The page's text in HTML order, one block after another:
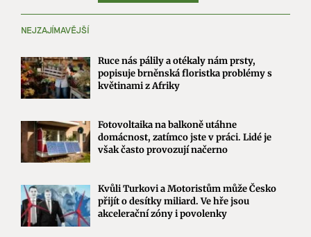
NEJZAJÍMAVĚJŠÍ
Ruce nás pálily a otékaly nám prsty,
popisuje brněnská floristka problémy s
květinami z Afriky
Fotovoltaika na balkoně utáhne
domácnost, zatímco jste v práci. Lidé je
však často provozují načerno
Kvůli Turkovi a Motoristům může Česko
přijít o desítky miliard. Ve hře jsou
akcelerační zóny i povolenky